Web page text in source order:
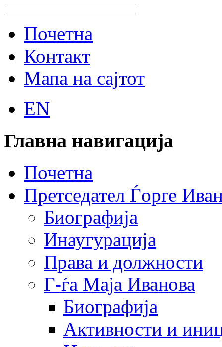
Почетна
Контакт
Мапа на сајтот
EN
Главна навигација
Почетна
Претседател Ѓорге
Биографија
Инаугурација
Права и должности
Г-ѓа Маја Иванова
Биографија
Активности и